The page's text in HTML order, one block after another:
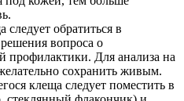
обратиться в
вопроса о
профилактики. Для анализа на
сохранить живым.
клеща следует поместить в